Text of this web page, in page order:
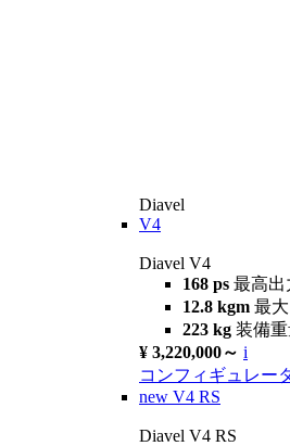
Diavel
V4
Diavel V4
168 ps 最高出
12.8 kgm 最
223 kg 装備重
¥ 3,220,000～ i
コンフィギュレー
new V4 RS
Diavel V4 RS